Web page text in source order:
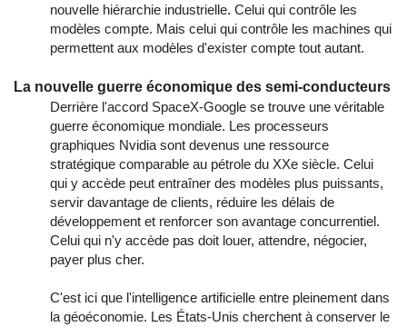
nouvelle hiérarchie industrielle. Celui qui contrôle les
modèles compte. Mais celui qui contrôle les machines qui
permettent aux modèles d'exister compte tout autant.
La nouvelle guerre économique des semi-conducteurs
Derrière l'accord SpaceX-Google se trouve une véritable
guerre économique mondiale. Les processeurs
graphiques Nvidia sont devenus une ressource
stratégique comparable au pétrole du XXe siècle. Celui
qui y accède peut entraîner des modèles plus puissants,
servir davantage de clients, réduire les délais de
développement et renforcer son avantage concurrentiel.
Celui qui n'y accède pas doit louer, attendre, négocier,
payer plus cher.
C'est ici que l'intelligence artificielle entre pleinement dans
la géoéconomie. Les États-Unis cherchent à conserver le